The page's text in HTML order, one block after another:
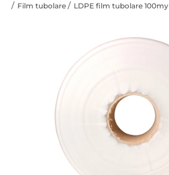
Film tubolare
LDPE film tubolare 100my